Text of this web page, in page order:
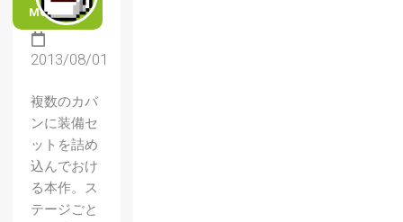
MORE
2013/08/01
複数のカバ
ンに装備セ
ットを詰め
込んでおけ
る本作。ス
テージごと